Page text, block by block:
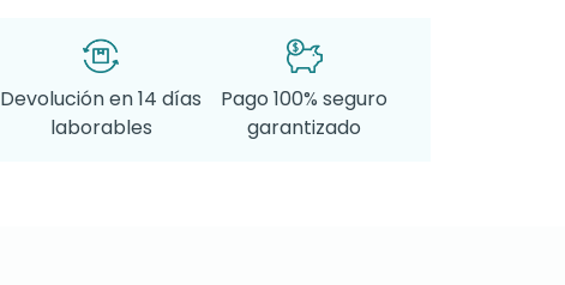
Devolución en 14 días
laborables
Pago 100% seguro
garantizado